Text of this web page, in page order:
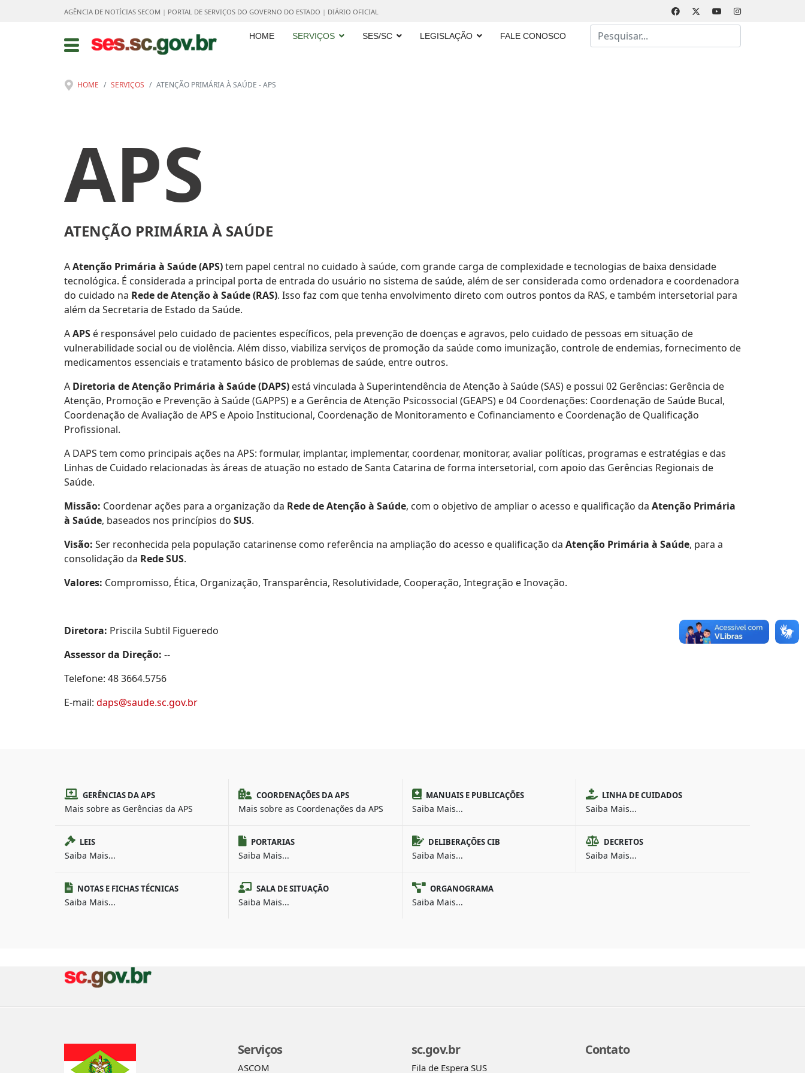
AGÊNCIA DE NOTÍCIAS SECOM | PORTAL DE SERVIÇOS DO GOVERNO DO ESTADO | DIÁRIO OFICIAL
HOME SERVIÇOS SES/SC LEGISLAÇÃO FALE CONOSCO
Busca
HOME SERVIÇOS ATENÇÃO PRIMÁRIA À SAÚDE - APS
APS
ATENÇÃO PRIMÁRIA À SAÚDE
AAtenção Primária à Saúde (APS)tem papel central no cuidado à saúde, com grande carga de complexidade e tecnologias de baixa densidade
tecnológica. É considerada a principal porta de entrada do usuário no sistema de saúde, além de ser considerada como ordenadora e coordenadora
do cuidado na Rede de Atenção à Saúde (RAS). Isso faz com que tenha envolvimento direto com outros pontos da RAS, e também intersetorial para
além da Secretaria de Estado da Saúde.
AAPS é responsável pelo cuidado de pacientes específicos, pela prevenção de doenças e agravos, pelo cuidado de pessoas em situação de
vulnerabilidade social ou de violência. Além disso, viabiliza serviços de promoção da saúde como imunização, controle de endemias, fornecimento de
medicamentos essenciais e tratamento básico de problemas de saúde, entre outros.
A Diretoria de Atenção Primária à Saúde (DAPS) está vinculada à Superintendência de Atenção à Saúde (SAS) e possui 02 Gerências: Gerência de
Atenção, Promoção e Prevenção à Saúde (GAPPS) e a Gerência de Atenção Psicossocial (GEAPS) e 04 Coordenações: Coordenação de Saúde Bucal,
Coordenação de Avaliação de APS e Apoio Institucional, Coordenação de Monitoramento e Cofinanciamento e Coordenação de Qualificação
Profissional.
A DAPS tem como principais ações na APS: formular, implantar, implementar, coordenar, monitorar, avaliar políticas, programas e estratégias e das
Linhas de Cuidado relacionadas às áreas de atuação no estado de Santa Catarina de forma intersetorial, com apoio das Gerências Regionais de
Saúde.
Missão: Coordenar ações para a organização da Rede de Atenção à Saúde, com o objetivo de ampliar o acesso e qualificação da Atenção Primária
à Saúde, baseados nos princípios do SUS.
Visão: Ser reconhecida pela população catarinense como referência na ampliação do acesso e qualificação da Atenção Primária à Saúde, para a
consolidação da Rede SUS.
Valores: Compromisso, Ética, Organização, Transparência, Resolutividade, Cooperação, Integração e Inovação.
Diretora: Priscila Subtil Figueredo
Assessor da Direção: --
Telefone: 48 3664.5756
E-mail: daps@saude.sc.gov.br
GERÊNCIAS DA APS
Mais sobre as Gerências da APS
COORDENAÇÕES DA APS
Mais sobre as Coordenações da APS
MANUAIS E PUBLICAÇÕES
Saiba Mais...
LINHA DE CUIDADOS
Saiba Mais...
LEIS
Saiba Mais...
PORTARIAS
Saiba Mais...
DELIBERAÇÕES CIB
Saiba Mais...
DECRETOS
Saiba Mais...
NOTAS E FICHAS TÉCNICAS
Saiba Mais...
SALA DE SITUAÇÃO
Saiba Mais...
ORGANOGRAMA
Saiba Mais...
Serviços
ASCOM
sc.gov.br
Fila de Espera SUS
Contato